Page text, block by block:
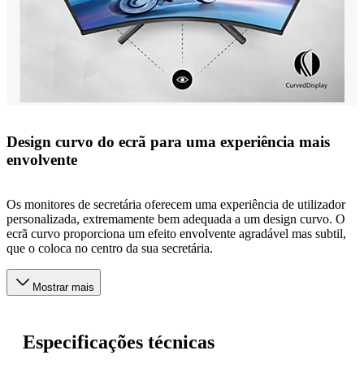
Design curvo do ecrã para uma experiência mais
envolvente
Os monitores de secretária oferecem uma experiência de utilizador
personalizada, extremamente bem adequada a um design curvo. O
ecrã curvo proporciona um efeito envolvente agradável mas subtil,
que o coloca no centro da sua secretária.
Mostrar mais
Especificações técnicas